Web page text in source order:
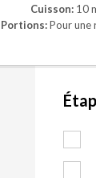
Cuisson: 10
Portions:Pour une